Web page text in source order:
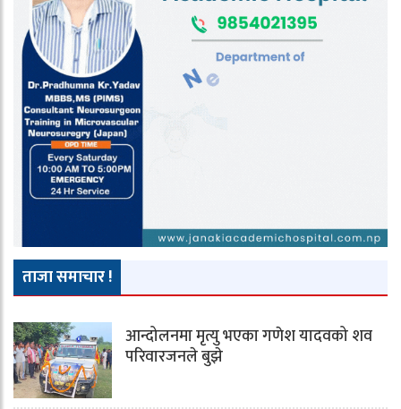
ताजा समाचार !
आन्दोलनमा मृत्यु भएका गणेश यादवको शव
परिवारजनले बुझे